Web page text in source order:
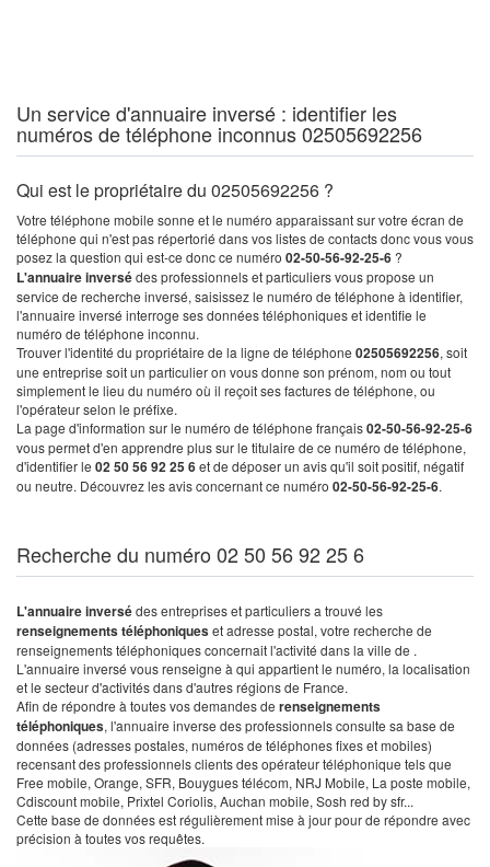
Un service d'annuaire inversé : identifier les
numéros de téléphone inconnus 02505692256
Qui est le propriétaire du 02505692256 ?
Votre téléphone mobile sonne et le numéro apparaissant sur votre écran de
téléphone qui n'est pas répertorié dans vos listes de contacts donc vous vous
posez la question qui est-ce donc ce numéro 02-50-56-92-25-6 ?
L'annuaire inversédes professionnels et particuliers vous propose un
service de recherche inversé, saisissez le numéro de téléphone à identifier,
l'annuaire inversé interroge ses données téléphoniques et identifie le
numéro de téléphone inconnu.
Trouver l'identité du propriétaire de la ligne de téléphone 02505692256, soit
une entreprise soit un particulier on vous donne son prénom, nom ou tout
simplement le lieu du numéro où il reçoit ses factures de téléphone, ou
l'opérateur selon le préfixe.
La page d'information sur le numéro de téléphone français02-50-56-92-25-6
vous permet d'en apprendre plus sur le titulaire de ce numéro de téléphone,
d'identifier le 02 50 56 92 25 6et de déposer un avis qu'il soit positif, négatif
ou neutre. Découvrez les avis concernant ce numéro 02-50-56-92-25-6.
Recherche du numéro 02 50 56 92 25 6
L'annuaire inversédes entreprises et particuliers a trouvé les
renseignements téléphoniqueset adresse postal, votre recherche de
renseignements téléphoniques concernait l'activité dans la ville de .
L'annuaire inversé vous renseigne à qui appartient le numéro, la localisation
et le secteur d'activités dans d'autres régions de France.
Afin de répondre à toutes vos demandes de renseignements
téléphoniques, l'annuaire inverse des professionnels consulte sa base de
données (adresses postales, numéros de téléphones fixes et mobiles)
recensant des professionnels clients des opérateur téléphonique tels que
Free mobile, Orange, SFR, Bouygues télécom, NRJ Mobile, La poste mobile,
Cdiscount mobile, Prixtel Coriolis, Auchan mobile, Sosh red by sfr...
Cette base de données est régulièrement mise à jour pour de répondre avec
précision à toutes vos requêtes.